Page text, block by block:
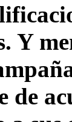
Y
de